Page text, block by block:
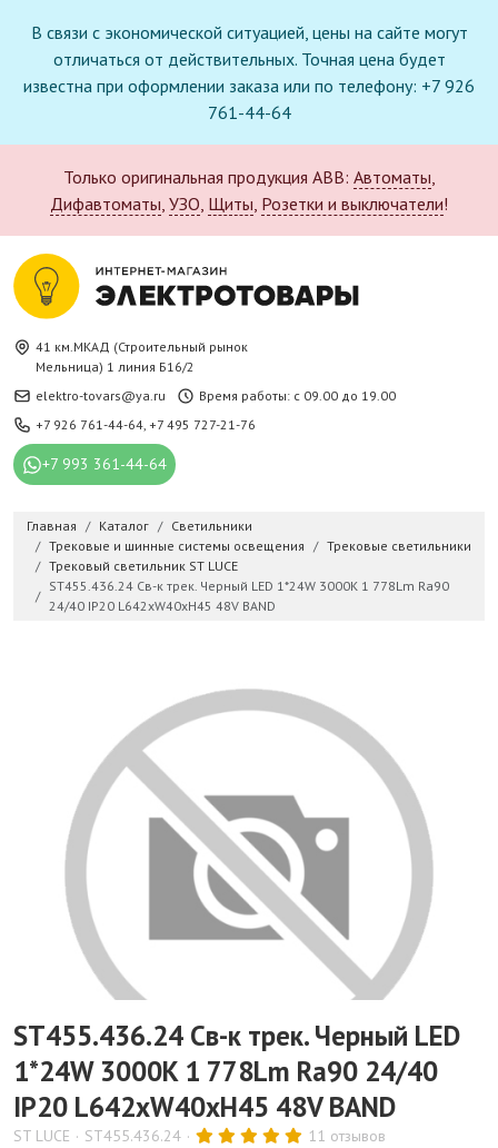
В связи с экономической ситуацией, цены на сайте могут
отличаться от действительных. Точная цена будет
известна при оформлении заказа или по телефону: +7 926
761-44-64
Только оригинальная продукция ABB: Автоматы,
Дифавтоматы, УЗО, Щиты, Розетки и выключатели!
41 км.МКАД (Строительный рынок
Мельница) 1 линия Б16/2
elektro-tovars@ya.ru
Время работы: с 09.00 до 19.00
+7 926 761-44-64, +7 495 727-21-76
+7 993 361-44-64
Главная Каталог
Светильники
Трековые и шинные системы освещения
Трековые светильники
Трековый светильник ST LUCE
ST455.436.24 Св-к трек. Черный LED 1*24W 3000K 1 778Lm Ra90
24/40 IP20 L642xW40xH45 48V BAND
ST455.436.24 Св-к трек. Черный LED
1*24W 3000K 1 778Lm Ra90 24/40
IP20 L642xW40xH45 48V BAND
ST LUCE ST455.436.24 11 отзывов